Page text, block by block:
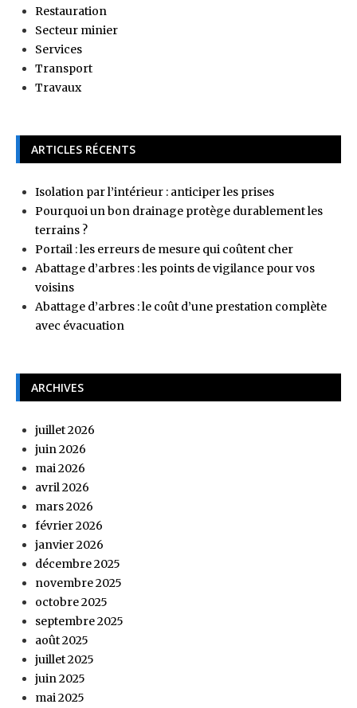
Restauration
Secteur minier
Services
Transport
Travaux
ARTICLES RÉCENTS
Isolation par l’intérieur : anticiper les prises
Pourquoi un bon drainage protège durablement les
terrains ?
Portail : les erreurs de mesure qui coûtent cher
Abattage d’arbres : les points de vigilance pour vos
voisins
Abattage d’arbres : le coût d’une prestation complète
avec évacuation
ARCHIVES
juillet 2026
juin 2026
mai 2026
avril 2026
mars 2026
février 2026
janvier 2026
décembre 2025
novembre 2025
octobre 2025
septembre 2025
août 2025
juillet 2025
juin 2025
mai 2025